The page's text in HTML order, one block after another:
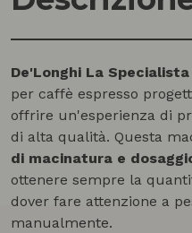
De'Longhi La Specialista
per caffè espresso
offrire un'esperienza di
di alta qualità. Questa
di macinatura e
ottenere sempre la
dover fare attenzione a
manualmente.